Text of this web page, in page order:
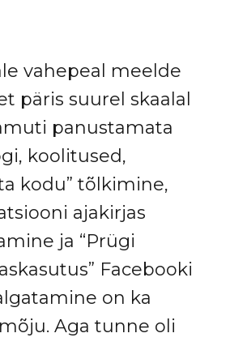
vahepeal meelde
päris suurel skaalal
panustamata
koolitused,
kodu” tõlkimine,
ajakirjas
ja “Prügi
Facebooki
on ka
Aga tunne oli